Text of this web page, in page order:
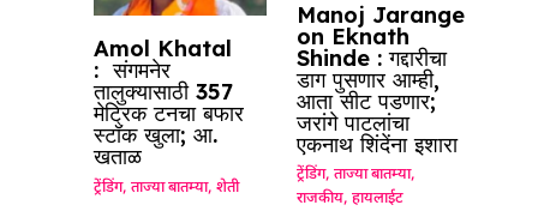
Amol Khatal
: संगमनेर
तालुक्यासाठी 357
मेट्रिक टनचा बफार
स्टॉक खुला; आ.
खताळ
ट्रेंडिंग,ताज्या बातम्या,शेती
Manoj Jarange
on Eknath
Shinde : गद्दारीचा
डाग पुसणार आम्ही,
आता सीट पडणार;
जरांगे पाटलांचा
एकनाथ शिंदेंना इशारा
ट्रेंडिंग, ताज्या बातम्या,
राजकीय, हायलाईट